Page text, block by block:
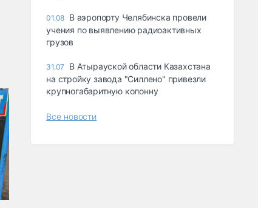
01.08 В аэропорту Челябинска провели
учения по выявлению радиоактивных
грузов
31.07
В Атырауской области Казахстана
на стройку завода "Силлено" привезли
крупногабаритную колонну
Все новости